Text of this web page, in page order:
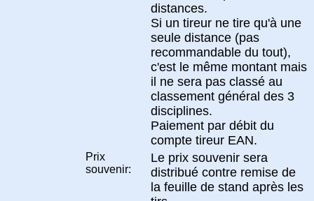
distances.
Si un tireur ne tire qu'à une
seule distance (pas
recommandable du tout),
c'est le même montant mais
il ne sera pas classé au
classement général des 3
disciplines.
Paiement par débit du
compte tireur EAN.
Prix
souvenir:
Le prix souvenir sera
distribué contre remise de
la feuille de stand après les